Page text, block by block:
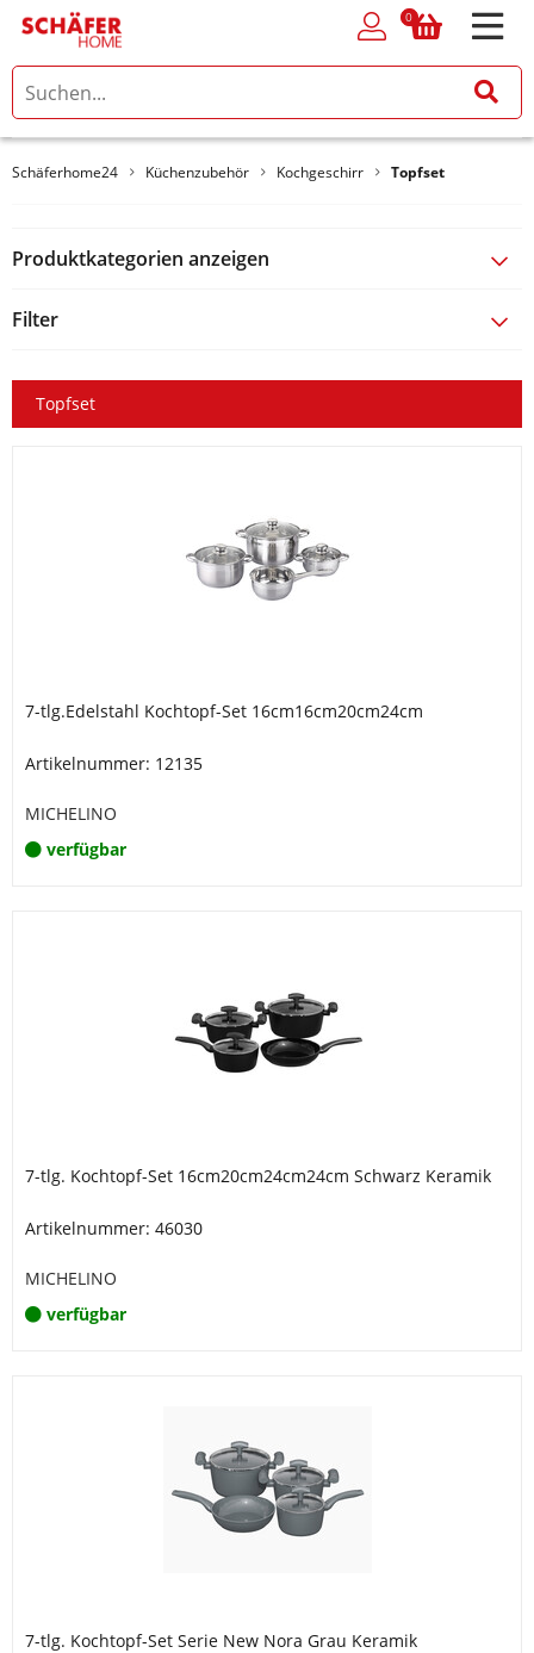
0
0
Schäferhome24 Küchenzubehör Kochgeschirr Topfset
Produktkategorien anzeigen
Filter
Topfset
7-tlg.Edelstahl Kochtopf-Set 16cm16cm20cm24cm
Artikelnummer: 12135
MICHELINO
verfügbar
7-tlg. Kochtopf-Set 16cm20cm24cm24cm Schwarz Keramik
Artikelnummer: 46030
MICHELINO
verfügbar
7-tlg. Kochtopf-Set Serie New Nora Grau Keramik